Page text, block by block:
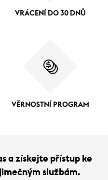
VRÁCENÍ DO 30 DNŮ
VĚRNOSTNÍ PROGRAM
a získejte přístup ke
službám.